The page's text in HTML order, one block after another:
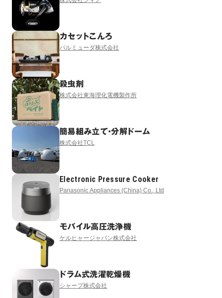
カセットこんろ
バルミューダ株式会社
殺虫剤
株式会社東海理化電機製作所
簡易組み立て・分解ドーム
株式会社TCL
Electronic Pressure Cooker
Panasonic Appliances (China) Co., Ltd
モバイル高圧洗浄機
ケルヒャージャパン株式会社
ドラム式洗濯乾燥機
シャープ株式会社